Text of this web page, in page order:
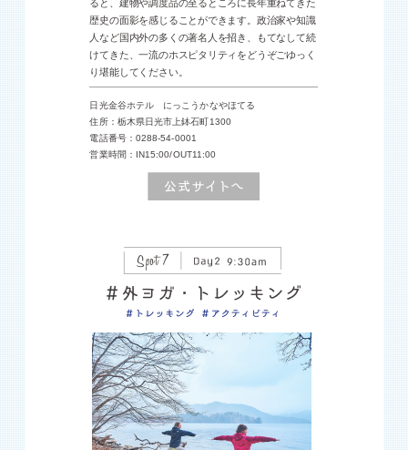
ると、建物や調度品の至るところに長年重ねてきた
歴史の面影を感じることができます。政治家や知識
人など国内外の多くの著名人を招き、もてなして続
けてきた、一流のホスピタリティをどうぞごゆっく
り堪能してください。
日光金谷ホテル にっこうかなやほてる
住所：栃木県日光市上鉢石町1300
電話番号：0288-54-0001
営業時間：IN15:00/OUT11:00